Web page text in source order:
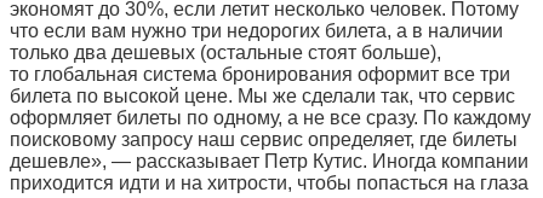
экономят до 30%, если летит несколько человек. Потому
что если вам нужно три недорогих билета, а в наличии
только два дешевых (остальные стоят больше),
то глобальная система бронирования оформит все три
билета по высокой цене. Мы же сделали так, что сервис
оформляет билеты по одному, а не все сразу. По каждому
поисковому запросу наш сервис определяет, где билеты
дешевле», — рассказывает Петр Кутис. Иногда компании
приходится идти и на хитрости, чтобы попасться на глаза